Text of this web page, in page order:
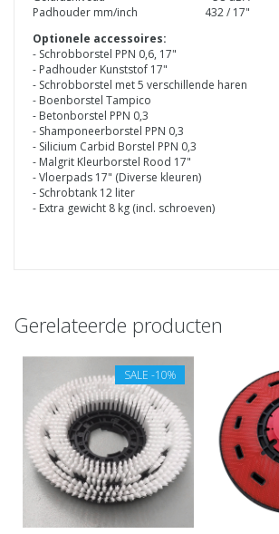
Padhouder mm/inch
432 / 17"
Optionele accessoires:
- Schrobborstel PPN 0,6, 17"
- Padhouder Kunststof 17"
- Schrobborstel met 5 verschillende haren
- Boenborstel Tampico
- Betonborstel PPN 0,3
- Shamponeerborstel PPN 0,3
- Silicium Carbid Borstel PPN 0,3
- Malgrit Kleurborstel Rood 17"
- Vloerpads 17" (Diverse kleuren)
- Schrobtank 12 liter
- Extra gewicht 8 kg (incl. schroeven)
Gerelateerde producten
SALE -10%